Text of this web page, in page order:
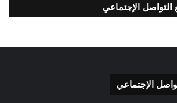
التواصل الإجتماعي
الإجتماعي